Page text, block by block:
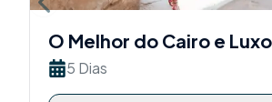
O Melhor do Cairo e
5 Dias
Previous slide